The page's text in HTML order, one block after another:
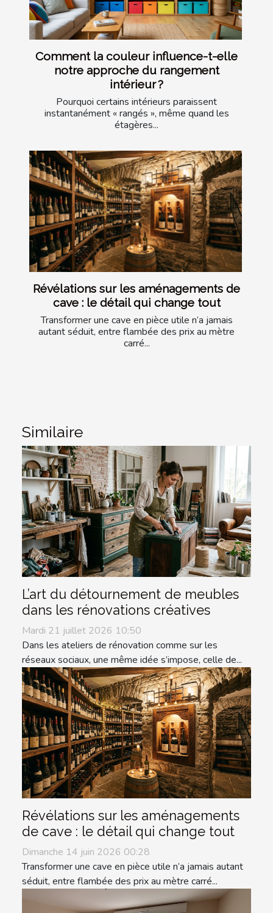
Comment la couleur influence-t-elle
notre approche du rangement
intérieur ?
Pourquoi certains intérieurs paraissent
instantanément « rangés », même quand les
étagères...
Révélations sur les aménagements de
cave : le détail qui change tout
Transformer une cave en pièce utile n’a jamais
autant séduit, entre flambée des prix au mètre
carré...
Similaire
L’art du détournement de meubles
dans les rénovations créatives
Mardi 21 juillet 2026 10:50
Dans les ateliers de rénovation comme sur les
réseaux sociaux, une même idée s’impose, celle de...
Révélations sur les aménagements
de cave : le détail qui change tout
Dimanche 14 juin 2026 00:28
Transformer une cave en pièce utile n’a jamais autant
séduit, entre flambée des prix au mètre carré...